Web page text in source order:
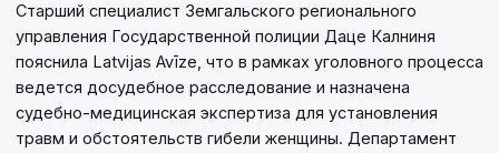
Старший специалист Земгальского регионального
управления Государственной полиции Даце Калниня
пояснила Latvijas Avīze, что в рамках уголовного процесса
ведется досудебное расследование и назначена
судебно-медицинская экспертиза для установления
травм и обстоятельств гибели женщины. Департамент